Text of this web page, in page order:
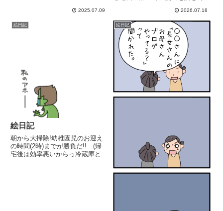
と、蚊(コンポストにゴミ捨てに
2025.07.09
新刊を買いました。うちの本棚に
は荒川弘さんの漫画が何冊も並ん
でいます。『銀の匙』からのファ
ンです。それで最近、荒...
2026.07.18
絵日記
絵日記
朝から大掃除!幼稚園児のお迎え
の時間(2時)までが勝負だ!! (帰
宅後は効率悪いからっ冷蔵庫と
絵日記